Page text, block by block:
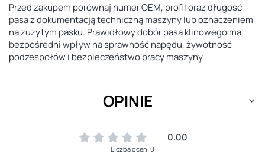
Przed zakupem porównaj numer OEM, profil oraz długość
pasa z dokumentacją techniczną maszyny lub oznaczeniem
na zużytym pasku. Prawidłowy dobór pasa klinowego ma
bezpośredni wpływ na sprawność napędu, żywotność
podzespołów i bezpieczeństwo pracy maszyny.
OPINIE
0.00
Liczba ocen: 0